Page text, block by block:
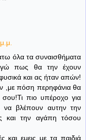
όλα τα συναισθήματα
πως θα την έχουν
και ας ήταν απών!
,με πόση περηφάνια θα
πιο υπέροχο για
να βλέπουν αυτην την
και την αγάπη τόσου
και εμεις με τα παιδιά